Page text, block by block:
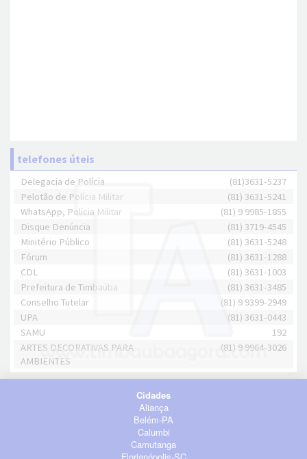
telefones úteis
Delegacia de Polícia
(81)3631-5237
Pelotão de Polícia Militar
(81) 3631-5241
WhatsApp, Polícia Militar
(81) 9 9985-1855
Disque Denúncia
(81) 3719-4545
Minitério Público
(81) 3631-5248
Fórum
(81) 3631-1288
CDL
(81) 3631-1003
Prefeitura de Timbaúba
(81) 3631-3485
Conselho Tutelar
(81) 9 9399-2949
UPA
(81) 3631-0443
SAMU
192
ARTES DECORATIVAS PARA
AMBIENTES
(81) 9 9964-3026
Cidades
Aliança
Belém-PA
Calumbi
Camutanga